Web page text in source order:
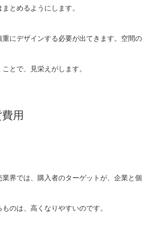
とめるようにします。
にデザインする必要が出てきます。空間
とで、見栄えがします。
用
界では、購入者のターゲットが、企業と
のは、高くなりやすいのです。